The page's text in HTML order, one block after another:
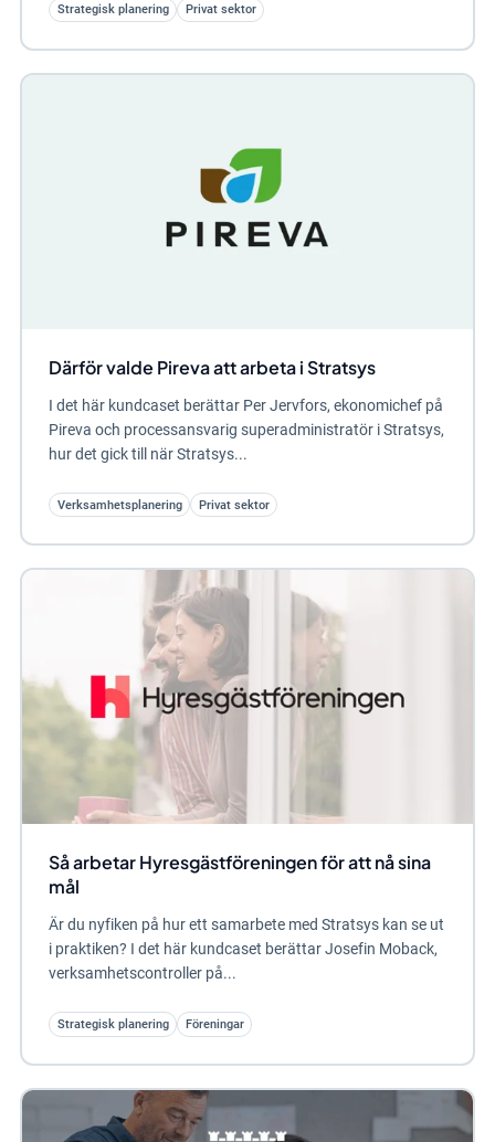
Strategisk planering Privat sektor
Därför valde Pireva att arbeta i Stratsys
I det här kundcaset berättar Per Jervfors, ekonomichef på
Pireva och processansvarig superadministratör i Stratsys,
hur det gick till när Stratsys...
Verksamhetsplanering Privat sektor
Så arbetar Hyresgästföreningen för att nå sina
mål
Är du nyfiken på hur ett samarbete med Stratsys kan se ut
i praktiken? I det här kundcaset berättar Josefin Moback,
verksamhetscontroller på...
Strategisk planering Föreningar